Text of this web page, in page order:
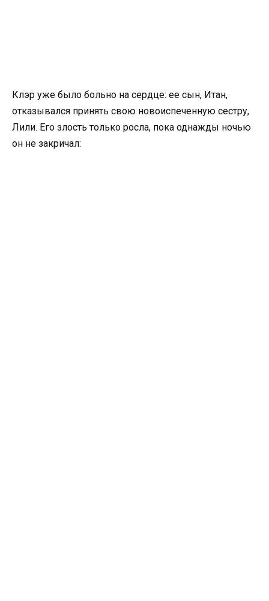
Клэр уже было больно на сердце: ее сын, Итан,
отказывался принять свою новоиспеченную сестру,
Лили. Его злость только росла, пока однажды ночью
он не закричал: